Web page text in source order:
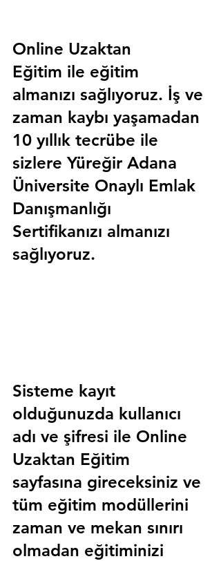
Online Uzaktan
Eğitim ile eğitim
almanızı sağlıyoruz. İş ve
zaman kaybı yaşamadan
10 yıllık tecrübe ile
sizlere Yüreğir Adana
Üniversite Onaylı Emlak
Danışmanlığı
Sertifikanızı almanızı
sağlıyoruz.
Sisteme kayıt
olduğunuzda kullanıcı
adı ve şifresi ile Online
Uzaktan Eğitim
sayfasına gireceksiniz ve
tüm eğitim modüllerini
zaman ve mekan sınırı
olmadan eğitiminizi